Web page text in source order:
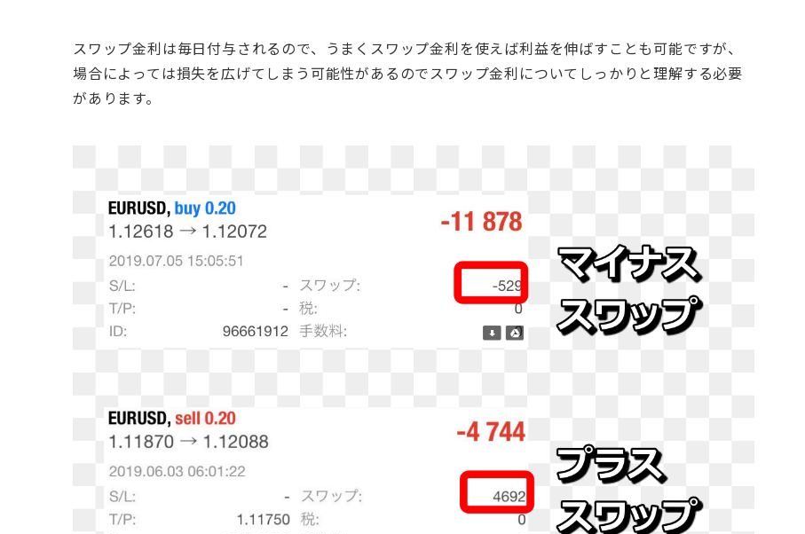
スワップ金利は毎日付与されるので、うまくスワップ金利を使えば利益を伸ばすことも可能ですが、
場合によっては損失を広げてしまう可能性があるのでスワップ金利についてしっかりと理解する必要
があります。